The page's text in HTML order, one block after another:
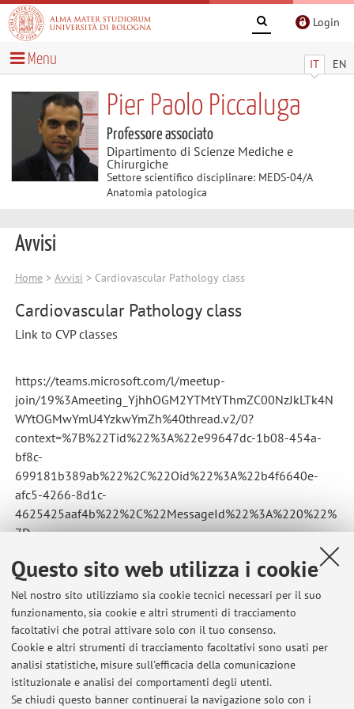
Questo sito web utilizza i cookie
Nel nostro sito utilizziamo sia cookie tecnici necessari per il suo
funzionamento, sia cookie e altri strumenti di tracciamento
facoltativi che potrai attivare solo con il tuo consenso.
Cookie e altri strumenti di tracciamento facoltativi sono usati per
analisi statistiche, misure sull'efficacia della comunicazione
istituzionale e analisi dei comportamenti degli utenti.
Se chiudi questo banner continuerai la navigazione solo con i
Login
IT EN
Menu
Pier Paolo Piccaluga
Professore associato
Dipartimento di Scienze Mediche e
Chirurgiche
Settore scientifico disciplinare: MEDS-04/A
Anatomia patologica
Avvisi
Home> Avvisi > Cardiovascular Pathology class
Cardiovascular Pathology class
Link to CVP classes
https://teams.microsoft.com/l/meetup-
join/19%3Ameeting_YjhhOGM2YTMtYThmZC00NzJkLTk4N
WYtOGMwYmU4YzkwYmZh%40thread.v2/0?
context=%7B%22Tid%22%3A%22e99647dc-1b08-454a-
bf8c-
699181b389ab%22%2C%22Oid%22%3A%22b4f6640e-
afc5-4266-8d1c-
4625425aaf4b%22%2C%22MessageId%22%3A%220%22%
7D
Ultimi avvisi
84445 - Cardiovascular and Thoracic Pathology Academic Year
2026/2027
Pubblicato il: 05 agosto 2026